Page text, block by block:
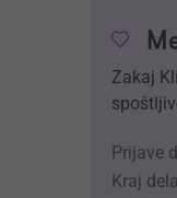
Zakaj
Prijave
Kraj dela